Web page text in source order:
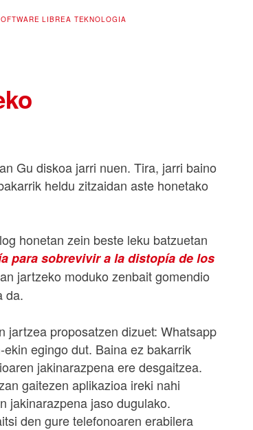
LIBREA TEKNOLOGIA
Gu diskoa jarri nuen. Tira, jarri baino
heldu zitzaidan aste honetako
honetan zein beste leku batzuetan
para sobrevivir a la distopía de los
jartzeko moduko zenbait gomendio
da.
jartzea proposatzen dizuet: Whatsapp
egingo dut. Baina ez bakarrik
jakinarazpena ere desgaitzea.
gaitezen aplikazioa ireki nahi
jakinarazpena jaso dugulako.
den gure telefonoaren erabilera